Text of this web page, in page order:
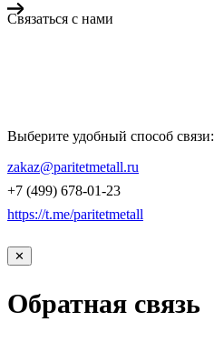
Связаться с нами
Выберите удобный способ связи:
zakaz@paritetmetall.ru
+7 (499) 678-01-23
https://t.me/paritetmetall
✕
Обратная связь